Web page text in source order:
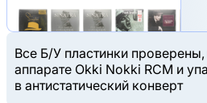
Все Б/У пластинки
аппарате Okki Nokki RCM и
в антистатический конверт